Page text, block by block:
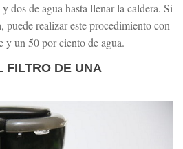
dos de agua hasta llenar la caldera. Si
puede realizar este procedimiento con
y un 50 por ciento de agua.
FILTRO DE UNA